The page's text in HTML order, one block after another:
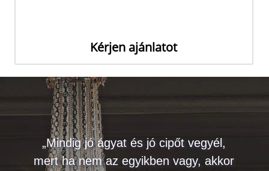
Kérjen ajánlatot
„Mindig jó ágyat és jó cipőt vegyél,
mert ha nem az egyikben vagy, akkor